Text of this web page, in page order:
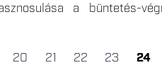
a büntetés-
20 21 22 23 24